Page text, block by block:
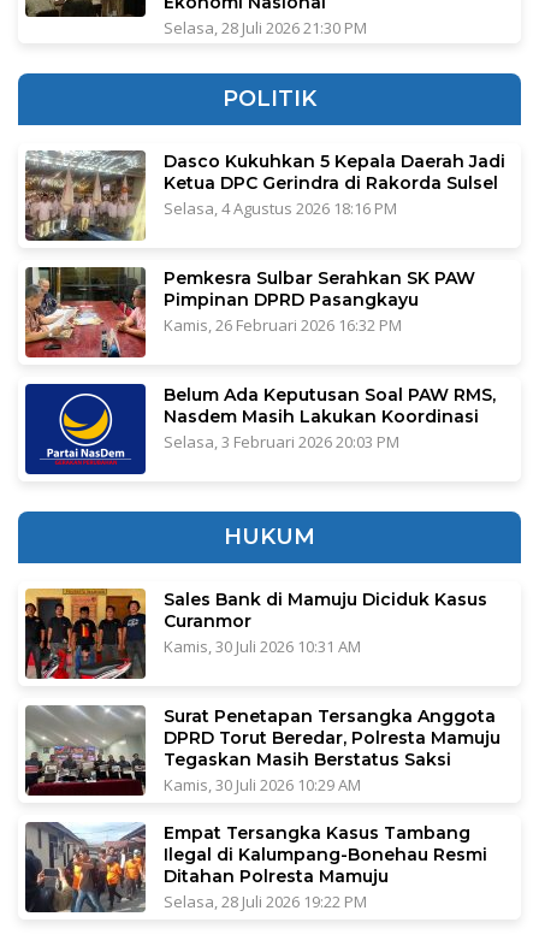
Selasa, 28 Juli 2026 21:30 PM
POLITIK
Dasco Kukuhkan 5 Kepala Daerah Jadi
Ketua DPC Gerindra di Rakorda Sulsel
Selasa, 4 Agustus 2026 18:16 PM
Pemkesra Sulbar Serahkan SK PAW
Pimpinan DPRD Pasangkayu
Kamis, 26 Februari 2026 16:32 PM
Belum Ada Keputusan Soal PAW RMS,
Nasdem Masih Lakukan Koordinasi
Selasa, 3 Februari 2026 20:03 PM
HUKUM
Sales Bank di Mamuju Diciduk Kasus
Curanmor
Kamis, 30 Juli 2026 10:31 AM
Surat Penetapan Tersangka Anggota
DPRD Torut Beredar, Polresta Mamuju
Tegaskan Masih Berstatus Saksi
Kamis, 30 Juli 2026 10:29 AM
Empat Tersangka Kasus Tambang
Ilegal di Kalumpang-Bonehau Resmi
Ditahan Polresta Mamuju
Selasa, 28 Juli 2026 19:22 PM